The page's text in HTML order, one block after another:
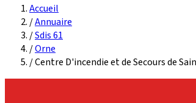
Accueil
/Annuaire
/Sdis 61
/Orne
/Centre D'incendie et de Secours de